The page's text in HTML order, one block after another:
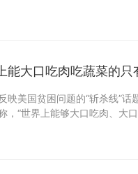
能大口吃肉吃蔬菜的只
映美国贫困问题的“斩杀线”话
，“世界上能够大口吃肉、大